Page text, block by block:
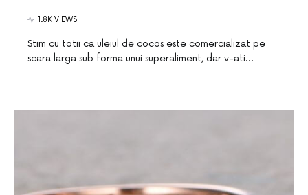
1.8K VIEWS
Stim cu totii ca uleiul de cocos este comercializat pe
scara larga sub forma unui superaliment, dar v-ati…